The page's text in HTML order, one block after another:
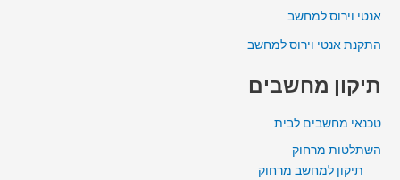
אנטי וירוס למחשב
התקנת אנטי וירוס למחשב
תיקון מחשבים
טכנאי מחשבים לבית
השתלטות מרחוק
תיקון למחשב מרחוק